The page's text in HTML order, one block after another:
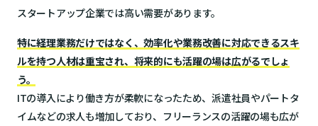
スタートアップ企業では高い需要があります。
特に経理業務だけではなく、効率化や業務改善に対応できるスキ
ルを持つ人材は重宝され、将来的にも活躍の場は広がるでしょ
う。
ITの導入により働き方が柔軟になったため、派遣社員やパートタ
イムなどの求人も増加しており、フリーランスの活躍の場も広が